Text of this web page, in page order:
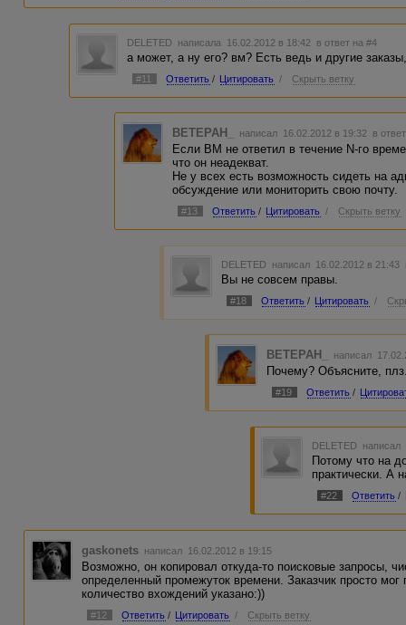
DELETED написала 16.02.2012 в 18:42 в ответ на #4
а может, а ну его? вм? Есть ведь и другие
#11 Ответить / Цитировать / Скрыть ветку
BETEPAH_ написал 16.02.2012 в 19:32 в
Если ВМ не ответил в течение N-го
что он неадекват.
Не у всех есть возможность сидеть на
обсуждение или мониторить свою почту.
#13 Ответить / Цитировать / Скрыть ветку
DELETED написал 16.02.2012 в 21:43
Вы не совсем правы.
#18 Ответить / Цитировать /
BETEPAH_ написал
Почему? Объясните,
#19 Ответить /
DELETED написал
Потому что на
практически. А
#22 Ответить /
gaskonets написал 16.02.2012 в 19:15
Возможно, он копировал откуда-то поисковые запросы,
определенный промежуток времени. Заказчик просто
количество вхождений указано:))
#12 Ответить / Цитировать / Скрыть ветку